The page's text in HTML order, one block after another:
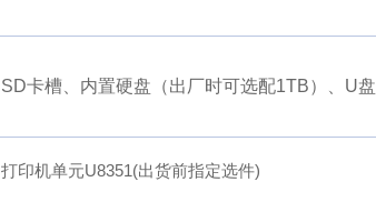
SD卡槽、内置硬盘（出厂时可选配1TB）、U盘
打印机单元U8351(出货前指定选件)